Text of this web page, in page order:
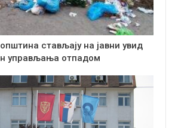
стављају на јавни увид
управљања отпадом